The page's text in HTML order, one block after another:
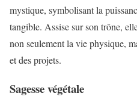
mystique, symbolisant la
tangible. Assise sur son trône,
non seulement la vie physique,
et des projets.
Sagesse végétale